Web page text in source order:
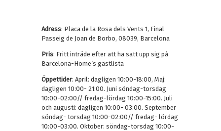
Adress: Placa de la Rosa dels Vents 1, Final
Passeig de Joan de Borbo, 08039, Barcelona
Pris: Fritt inträde efter att ha satt upp sig på
Barcelona-Home’s gästlista
Öppettider: April: dagligen 10:00-18:00, Maj:
dagligen 10:00- 21:00. Juni söndag-torsdag
10:00-02:00// fredag-lördag 10:00-15:00. Juli
och augusti: dagligen 10:00- 03:00. September
söndag- torsdag 10:00-02:00// fredag- lördag
10:00-03:00. Oktober: söndag-torsdag 10:00-